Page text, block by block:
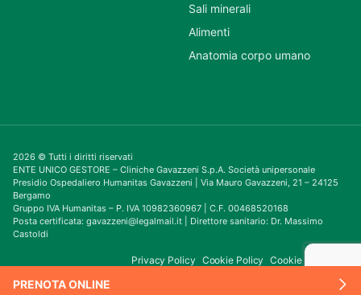
PRENOTA ONLINE
Sali minerali
Alimenti
Anatomia corpo umano
2026 © Tutti i diritti riservati
ENTE UNICO GESTORE – Cliniche Gavazzeni S.p.A. Società unipersonale
Presidio Ospedaliero Humanitas Gavazzeni | Via Mauro Gavazzeni, 21 – 24125
Bergamo
Gruppo IVA Humanitas – P. IVA 10982360967 | C.F. 00468520168
Posta certificata: gavazzeni@legalmail.it | Direttore sanitario: Dr. Massimo
Castoldi
Privacy Policy Cookie Policy Cookie Consent